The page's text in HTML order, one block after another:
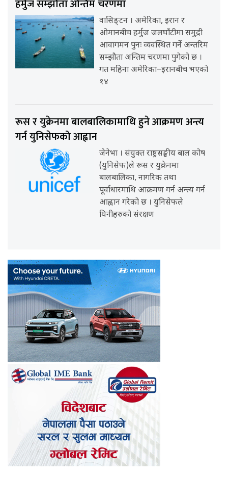
हर्मुज सम्झौता अन्तिम चरणमा
वासिङ्टन । अमेरिका, इरान र
ओमानबीच हर्मुज जलघाँटीमा समुद्री
आवागमन पुनः व्यवस्थित गर्ने अन्तरिम
सम्झौता अन्तिम चरणमा पुगेको छ ।
गत महिना अमेरिका–इरानबीच भएको
१४
रूस र युक्रेनमा बालबालिकामाथि हुने आक्रमण अन्त्य
गर्न युनिसेफको आह्वान
जेनेभा । संयुक्त राष्ट्रसङ्घीय बाल कोष
(युनिसेफ)ले रूस र युक्रेनमा
बालबालिका, नागरिक तथा
पूर्वाधारमाथि आक्रमण गर्न अन्त्य गर्न
आह्वान गरेको छ । युनिसेफले
यिनीहरुको संरक्षण